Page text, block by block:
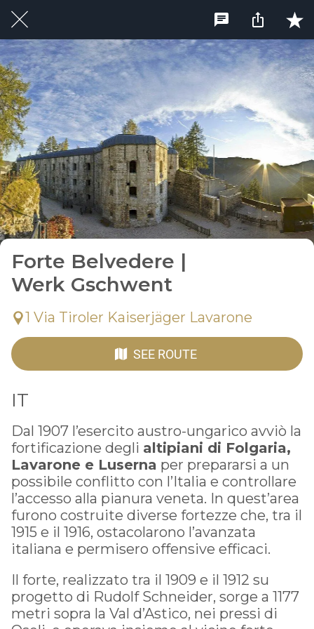
Forte Belvedere |
Werk Gschwent
1 Via Tiroler Kaiserjäger Lavarone
SEE ROUTE
IT
Dal 1907 l’esercito austro-ungarico avviò la
fortificazione degli altipiani di Folgaria,
Lavarone e Luserna per prepararsi a un
possibile conflitto con l’Italia e controllare
l’accesso alla pianura veneta. In quest’area
furono costruite diverse fortezze che, tra il
1915 e il 1916, ostacolarono l’avanzata
italiana e permisero offensive efficaci.
Il forte, realizzato tra il 1909 e il 1912 su
progetto di Rudolf Schneider, sorge a 1177
metri sopra la Val d’Astico, nei pressi di